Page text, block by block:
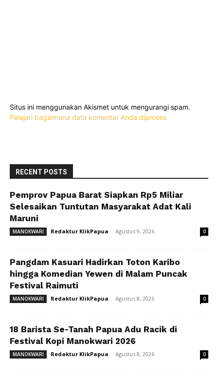
Situs ini menggunakan Akismet untuk mengurangi spam.
Pelajari bagaimana data komentar Anda diproses
RECENT POSTS
Pemprov Papua Barat Siapkan Rp5 Miliar
Selesaikan Tuntutan Masyarakat Adat Kali
Maruni
MANOKWARI Redaktur KlikPapua - Agustus 9, 2026 0
Pangdam Kasuari Hadirkan Toton Karibo
hingga Komedian Yewen di Malam Puncak
Festival Raimuti
MANOKWARI Redaktur KlikPapua - Agustus 8, 2026 0
18 Barista Se-Tanah Papua Adu Racik di
Festival Kopi Manokwari 2026
MANOKWARI Redaktur KlikPapua - Agustus 8, 2026 0